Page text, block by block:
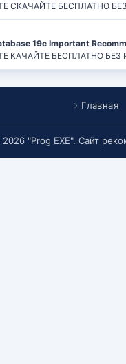
СКАЧАЙТЕ БЕСПЛАТНО
19c Important
КАЧАЙТЕ БЕСПЛАТНО БЕЗ
Главная
"Prog EXE". Сайт